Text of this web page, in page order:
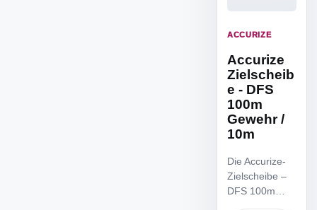
ACCURIZE
Accurize
Zielscheib
e - DFS
100m
Gewehr /
10m
Die Accurize-
Zielscheibe –
DFS 100m